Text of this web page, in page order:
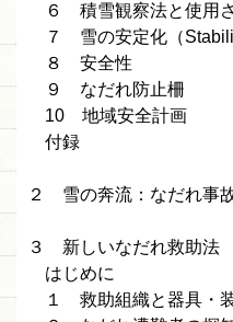
６ 積雪観察法と使用
７ 雪の安定化（
８ 安全性
９ なだれ防止柵
10 地域安全計画
付録
２ 雪の奔流：なだれ事
３ 新しいなだれ救助法
はじめに
１ 救助組織と器具・